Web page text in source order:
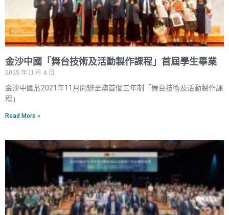
金沙中國「舞台技術及活動製作課程」首屆學生畢業
2025 年 11 月 4 日
金沙中國於2021年11月開辦全澳首個三年制「舞台技術及活動製作課
程」
Read More »